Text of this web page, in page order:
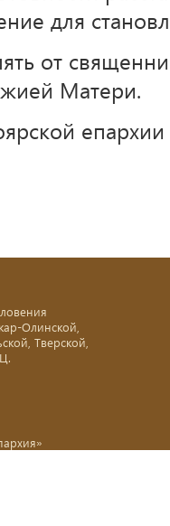
для
от
Матери.
епархии
Олинской,
Тверской,